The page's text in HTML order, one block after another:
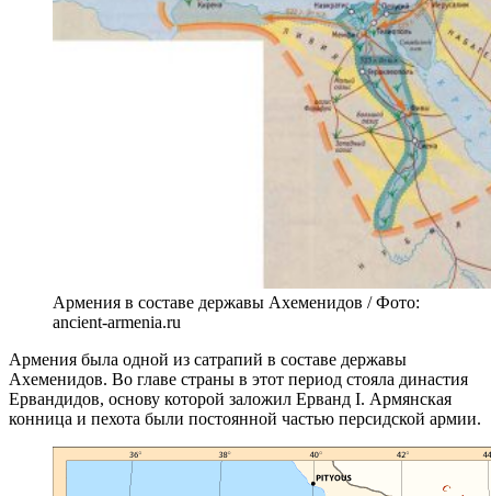
Армения в составе державы Ахеменидов / Фото:
ancient-armenia.ru
Армения была одной из сатрапий в составе державы
Ахеменидов. Во главе страны в этот период стояла династия
Ервандидов, основу которой заложил Ерванд I. Армянская
конница и пехота были постоянной частью персидской армии.